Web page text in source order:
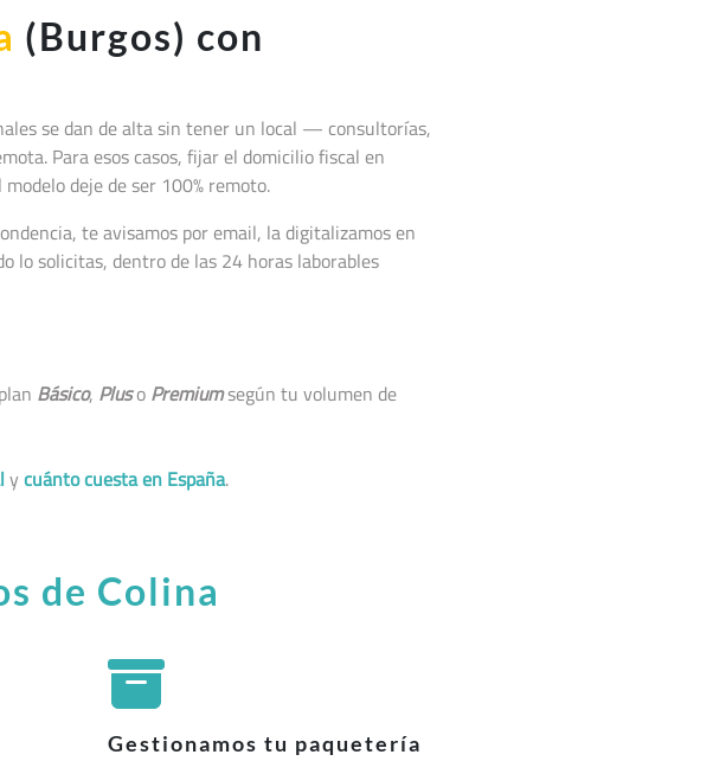
(Burgos) con
se dan de alta sin tener un local — consultorías,
Para esos casos, fijar el domicilio fiscal en
deje de ser 100% remoto.
te avisamos por email, la digitalizamos en
lo solicitas, dentro de las 24 horas laborables
Básico, Pluso Premiumsegún tu volumen de
ycuánto cuesta en España.
de Colina
Gestionamos tu paquetería